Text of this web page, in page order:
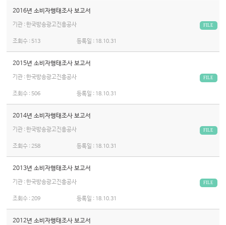
2016년 소비자행태조사 보고서
기관 : 한국방송광고진흥공사 FILE
조회수 : 513 등록일 : 18.10.31
2015년 소비자행태조사 보고서
기관 : 한국방송광고진흥공사 FILE
조회수 : 506 등록일 : 18.10.31
2014년 소비자행태조사 보고서
기관 : 한국방송광고진흥공사 FILE
조회수 :258 등록일 : 18.10.31
2013년 소비자행태조사 보고서
기관 : 한국방송광고진흥공사 FILE
조회수 :209 등록일 : 18.10.31
2012년 소비자행태조사 보고서